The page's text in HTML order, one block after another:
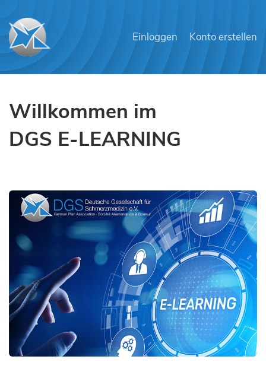
Einloggen Konto erstellen
Willkommen im
DGS E-LEARNING